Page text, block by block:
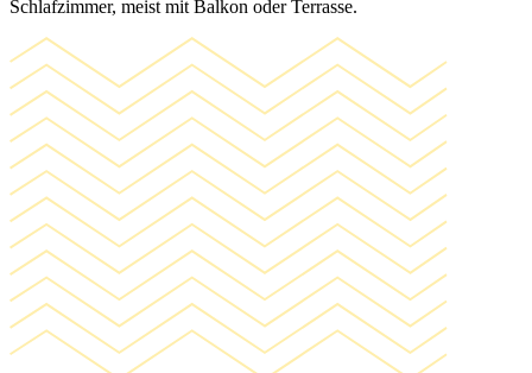
Schlafzimmer, meist mit Balkon oder Terrasse.